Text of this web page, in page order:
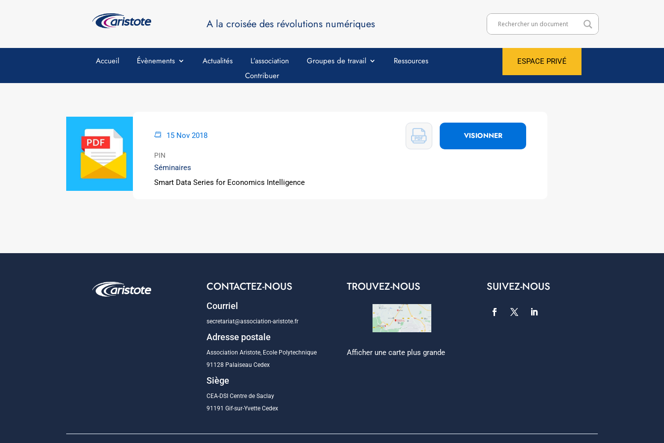
A la croisée des révolutions numériques
Accueil Évènements Actualités L’association Groupes de travail
Ressources
Contribuer
ESPACE PRIVÉ
15 Nov 2018 VISIONNER
PIN
Séminaires
Smart Data Series for Economics Intelligence
CONTACTEZ-NOUS
Courriel
secretariat@association-aristote.fr
Adresse postale
Association Aristote, Ecole Polytechnique
91128 Palaiseau Cedex
Siège
CEA-DSI Centre de Saclay
91191 Gif-sur-Yvette Cedex
TROUVEZ-NOUS
Afficher une carte plus grande
SUIVEZ-NOUS